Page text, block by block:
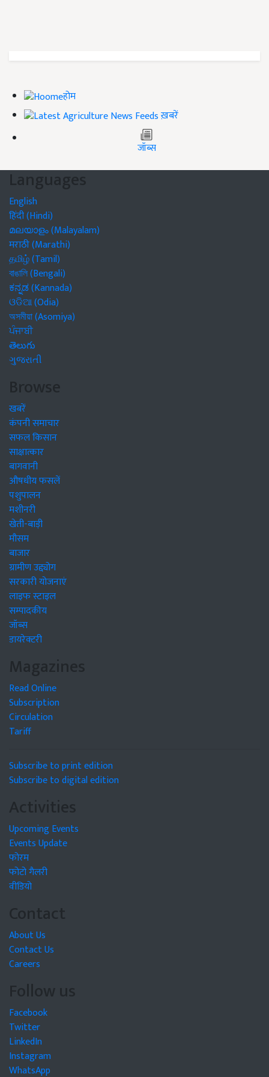
होम
ख़बरें
जॉब्स
Languages
English
हिंदी (Hindi)
മലയാളം (Malayalam)
मराठी (Marathi)
தமிழ் (Tamil)
বাঙালি (Bengali)
ಕನ್ನಡ (Kannada)
ଓଡିଆ (Odia)
অসমীয়া (Asomiya)
ਪੰਜਾਬੀ
తెలుగు
ગુજરાતી
Browse
खबरें
कंपनी समाचार
सफल किसान
साक्षात्कार
बागवानी
औषधीय फसलें
पशुपालन
मशीनरी
खेती-बाड़ी
मौसम
बाजार
ग्रामीण उद्द्योग
सरकारी योजनाएं
लाइफ स्टाइल
सम्पादकीय
जॉब्स
डायरेक्टरी
Magazines
Read Online
Subscription
Circulation
Tariff
Subscribe to print edition
Subscribe to digital edition
Activities
Upcoming Events
Events Update
फोरम
फोटो गैलरी
वीडियो
Contact
About Us
Contact Us
Careers
Follow us
Facebook
Twitter
LinkedIn
Instagram
WhatsApp